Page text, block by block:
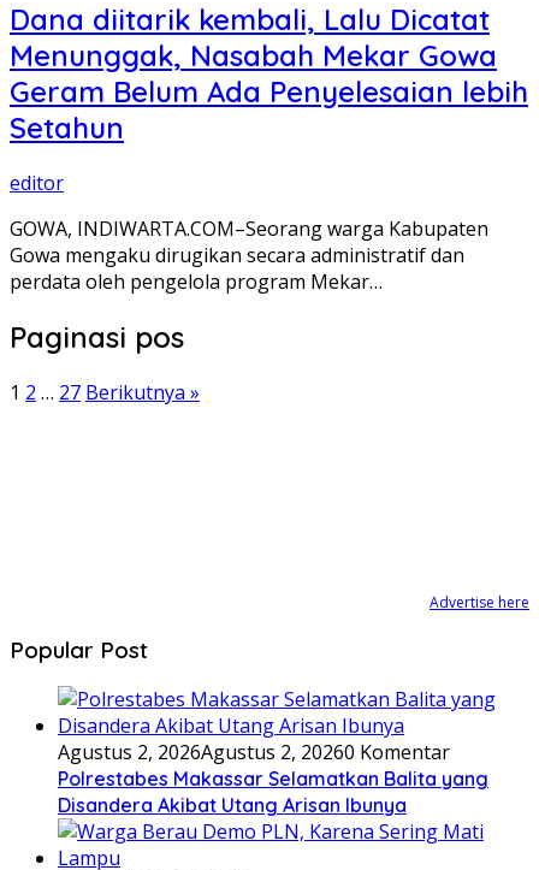
Dana diitarik kembali, Lalu Dicatat
Menunggak, Nasabah Mekar Gowa
Geram Belum Ada Penyelesaian lebih
Setahun
editor
GOWA, INDIWARTA.COM–Seorang warga Kabupaten
Gowa mengaku dirugikan secara administratif dan
perdata oleh pengelola program Mekar…
Paginasi pos
1 2 … 27 Berikutnya »
Advertise here
Popular Post
Agustus 2, 2026Agustus 2, 20260 Komentar
Polrestabes Makassar Selamatkan Balita yang
Disandera Akibat Utang Arisan Ibunya